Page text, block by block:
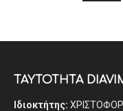
ΤΑΥΤΟΤΗΤΑ
Ιδιοκτήτης: